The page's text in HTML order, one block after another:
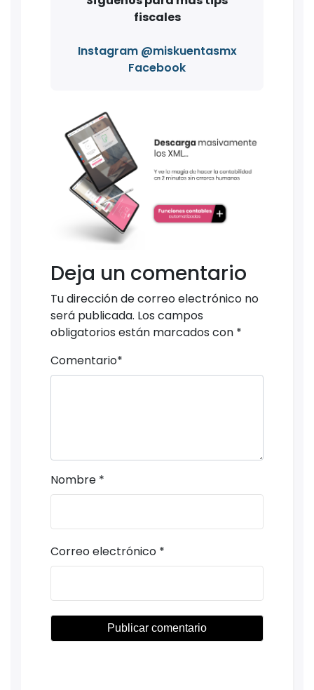
fiscales
Instagram @miskuentasmx
Facebook
Deja un comentario
Tu dirección de correo electrónico no
será publicada. Los campos
obligatorios están marcados con *
Comentario*
Nombre *
Correo electrónico *